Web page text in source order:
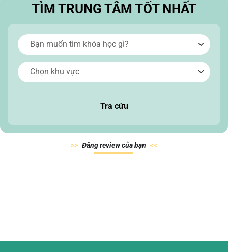
TÌM TRUNG TÂM TỐT NHẤT
Tra cứu
Đăng review củabạn